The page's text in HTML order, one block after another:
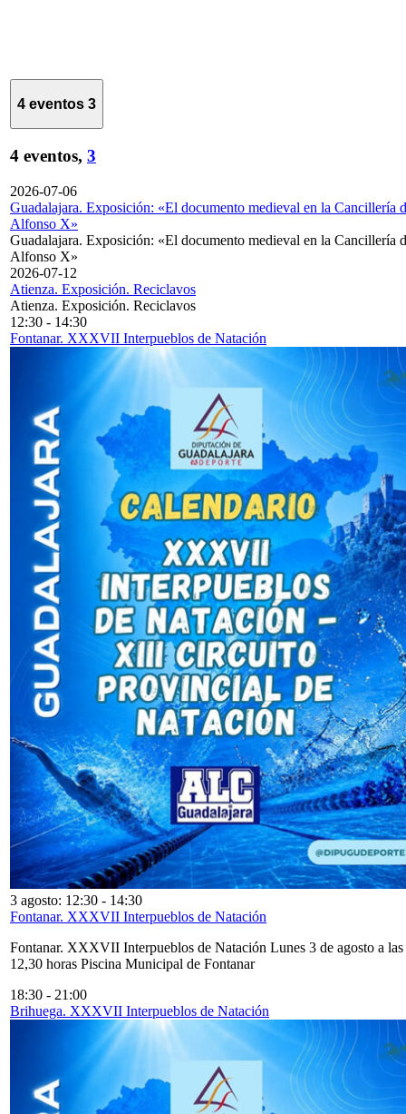
4 eventos 3
4 eventos, 3
2026-07-06
Guadalajara. Exposición: «El documento medieval en la Cancillería
Alfonso X»
Guadalajara. Exposición: «El documento medieval en la Cancillería
Alfonso X»
2026-07-12
Atienza. Exposición. Reciclavos
Atienza. Exposición. Reciclavos
12:30 - 14:30
Fontanar. XXXVII Interpueblos de Natación
3 agosto: 12:30 - 14:30
Fontanar. XXXVII Interpueblos de Natación
Fontanar. XXXVII Interpueblos de Natación Lunes 3 de agosto a las
12,30 horas Piscina Municipal de Fontanar
18:30 - 21:00
Brihuega. XXXVII Interpueblos de Natación